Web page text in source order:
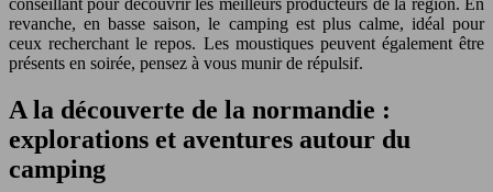
revanche, en basse saison, le camping est plus calme, idéal pour
ceux recherchant le repos. Les moustiques peuvent également être
présents en soirée, pensez à vous munir de répulsif.
A la découverte de la normandie :
explorations et aventures autour du
camping